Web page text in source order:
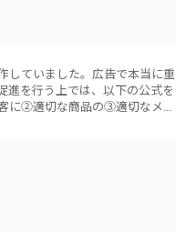
していました。広告で本当に重
進を行う上では、以下の公式を
に②適切な商品の③適切なメッ